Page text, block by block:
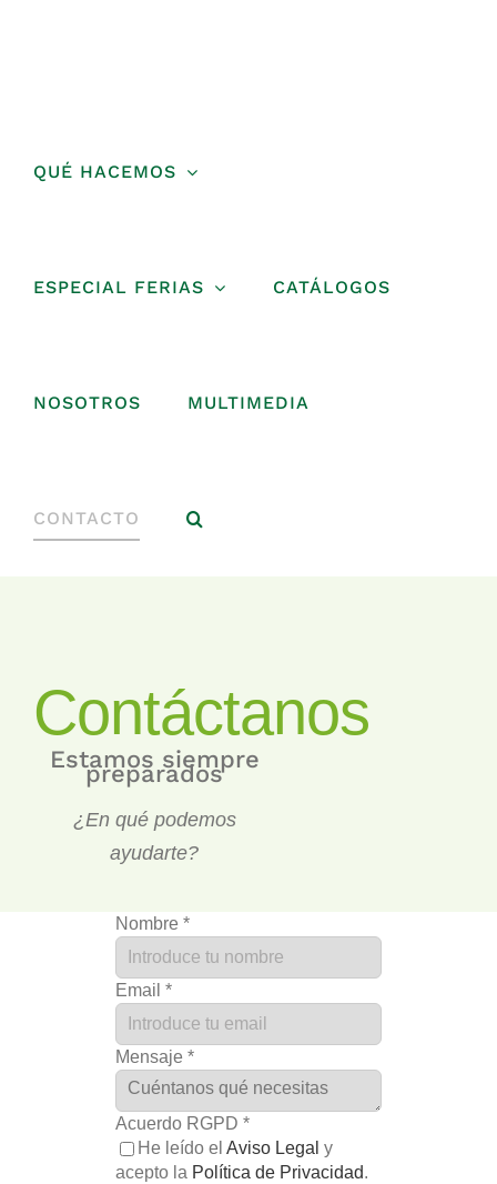
QUÉ HACEMOS
ESPECIAL FERIAS CATÁLOGOS
NOSOTROS MULTIMEDIA
CONTACTO
Contáctanos
Estamos siempre
preparados
¿En qué podemos
ayudarte?
Nombre *
Email *
Mensaje *
Acuerdo RGPD *
He leído el Aviso Legal y
acepto la Política de Privacidad.